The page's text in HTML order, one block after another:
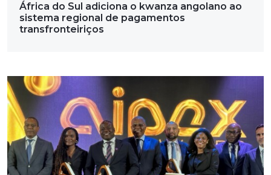
África do Sul adiciona o kwanza angolano ao
sistema regional de pagamentos
transfronteiriços